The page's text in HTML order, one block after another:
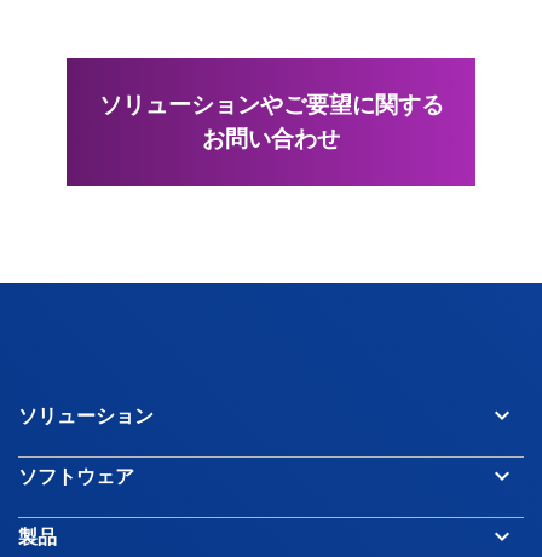
ソリューションやご要望に関する
お問い合わせ
ソリューション keyboard_arrow_down
ソフトウェア keyboard_arrow_down
製品 keyboard_arrow_down